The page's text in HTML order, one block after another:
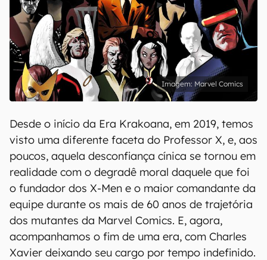
Marvel Comics
Desde o início da Era Krakoana, em 2019, temos
visto uma diferente faceta do Professor X, e, aos
poucos, aquela desconfiança cínica se tornou em
realidade com o degradê moral daquele que foi
o fundador dos X-Men e o maior comandante da
equipe durante os mais de 60 anos de trajetória
dos mutantes da Marvel Comics. E, agora,
acompanhamos o fim de uma era, com Charles
Xavier deixando seu cargo por tempo indefinido.